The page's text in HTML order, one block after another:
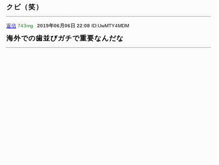
クビ（笑）
返信 743mg 2019年06月06日 22:08 ID:UwMTY4MDM
海外での歯並びガチで重要なんだな